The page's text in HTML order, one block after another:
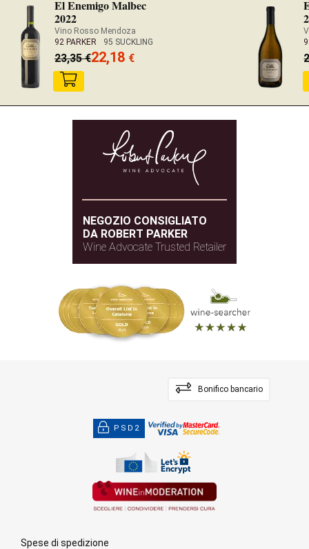
El Enemigo Malbec
2022
Vino Rosso Mendoza
92 PARKER
95 SUCKLING
23,35€22,18 €
NEGOZIO CONSIGLIATO
DA ROBERT PARKER
Wine Advocate Trusted Retailer
Bonifico bancario
PSD2
Spese di spedizione